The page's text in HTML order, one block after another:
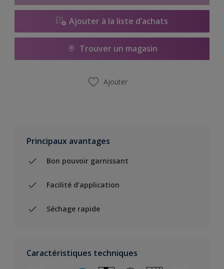
Ajouter à la liste d’achats
Trouver un magasin
Ajouter
Principaux avantages
Bon pouvoir garnissant
Facilité d'application
Séchage rapide
Caractéristiques techniques